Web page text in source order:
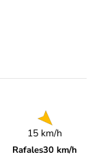
15 km/h
Rafales30 km/h